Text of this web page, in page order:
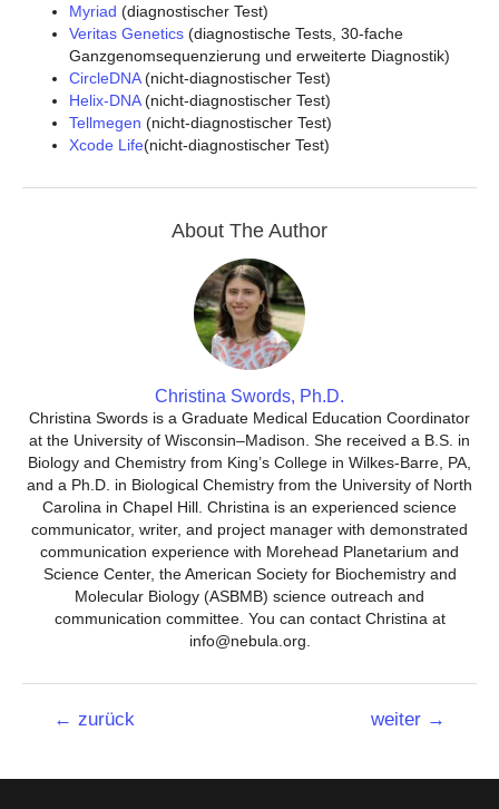
Myriad (diagnostischer Test)
Veritas Genetics (diagnostische Tests, 30-fache
Ganzgenomsequenzierung und erweiterte Diagnostik)
CircleDNA(nicht-diagnostischer Test)
Helix-DNA(nicht-diagnostischer Test)
Tellmegen (nicht-diagnostischer Test)
Xcode Life(nicht-diagnostischer Test)
About The Author
Christina Swords, Ph.D.
Christina Swords is a Graduate Medical Education Coordinator
at the University of Wisconsin–Madison. She received a B.S. in
Biology and Chemistry from King’s College in Wilkes-Barre, PA,
and a Ph.D. in Biological Chemistry from the University of North
Carolina in Chapel Hill. Christina is an experienced science
communicator, writer, and project manager with demonstrated
communication experience with Morehead Planetarium and
Science Center, the American Society for Biochemistry and
Molecular Biology (ASBMB) science outreach and
communication committee. You can contact Christina at
info@nebula.org.
Beitrags-
← zurück weiter →